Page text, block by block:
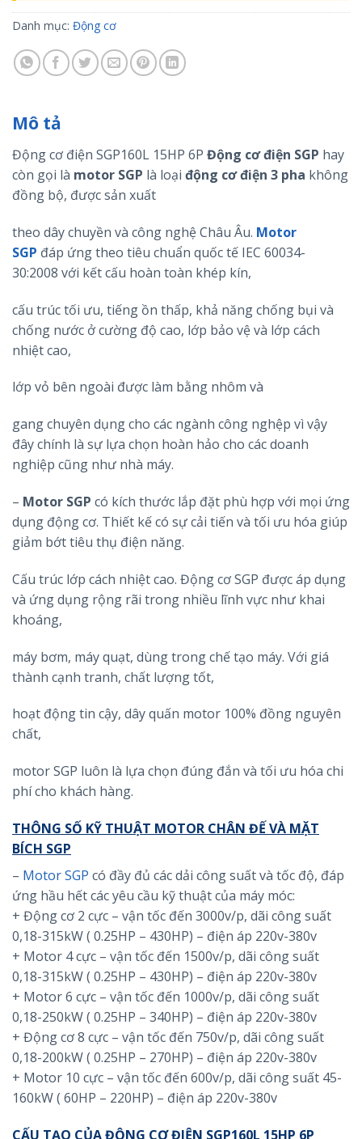
Danh mục: Động cơ
Mô tả
Động cơ điện SGP160L 15HP 6P Động cơ điện SGP hay
còn gọi là motor SGP là loại động cơ điện 3 pha không
đồng bộ, được sản xuất
theo dây chuyền và công nghệ Châu Âu. Motor
SGP đáp ứng theo tiêu chuẩn quốc tế IEC 60034-
30:2008 với kết cấu hoàn toàn khép kín,
cấu trúc tối ưu, tiếng ồn thấp, khả năng chống bụi và
chống nước ở cường độ cao, lớp bảo vệ và lớp cách
nhiệt cao,
lớp vỏ bên ngoài được làm bằng nhôm và
gang chuyên dụng cho các ngành công nghệp vì vậy
đây chính là sự lựa chọn hoàn hảo cho các doanh
nghiệp cũng như nhà máy.
– Motor SGP có kích thước lắp đặt phù hợp với mọi ứng
dụng động cơ. Thiết kế có sự cải tiến và tối ưu hóa giúp
giảm bớt tiêu thụ điện năng.
Cấu trúc lớp cách nhiệt cao. Động cơ SGP được áp dụng
và ứng dụng rộng rãi trong nhiều lĩnh vực như khai
khoáng,
máy bơm, máy quạt, dùng trong chế tạo máy. Với giá
thành cạnh tranh, chất lượng tốt,
hoạt động tin cậy, dây quấn motor 100% đồng nguyên
chất,
motor SGP luôn là lựa chọn đúng đắn và tối ưu hóa chi
phí cho khách hàng.
THÔNG SỐ KỸ THUẬT MOTOR CHÂN ĐẾ VÀ MẶT
BÍCH SGP
– Motor SGP có đầy đủ các dải công suất và tốc độ, đáp
ứng hầu hết các yêu cầu kỹ thuật của máy móc:
+ Động cơ 2 cực – vận tốc đến 3000v/p, dãi công suất
0,18-315kW ( 0.25HP – 430HP) – điện áp 220v-380v
+ Motor 4 cực – vận tốc đến 1500v/p, dãi công suất
0,18-315kW ( 0.25HP – 430HP) – điện áp 220v-380v
+ Motor 6 cực – vận tốc đến 1000v/p, dãi công suất
0,18-250kW ( 0.25HP – 340HP) – điện áp 220v-380v
+ Động cơ 8 cực – vận tốc đến 750v/p, dãi công suất
0,18-200kW ( 0.25HP – 270HP) – điện áp 220v-380v
+ Motor 10 cực – vận tốc đến 600v/p, dãi công suất 45-
160kW ( 60HP – 220HP) – điện áp 220v-380v
CẤU TẠO CỦA ĐỘNG CƠ ĐIỆN SGP160L 15HP 6P